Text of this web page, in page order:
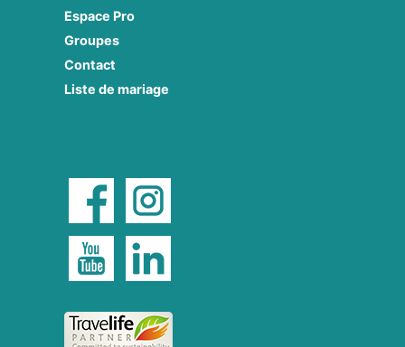
Espace Pro
Groupes
Contact
Liste de mariage